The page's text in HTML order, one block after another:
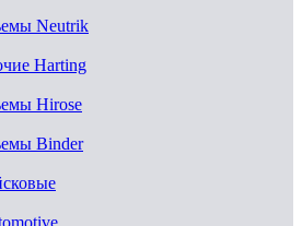
Neutrik
Harting
Hirose
Binder